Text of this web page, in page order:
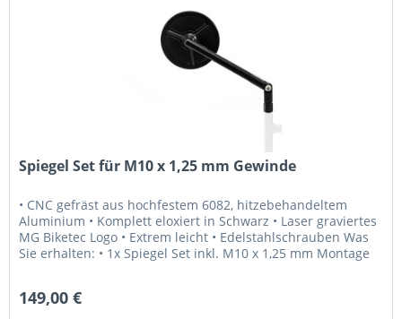
Spiegel Set für M10 x 1,25 mm Gewinde
• CNC gefräst aus hochfestem 6082, hitzebehandeltem
Aluminium • Komplett eloxiert in Schwarz • Laser graviertes
MG Biketec Logo • Extrem leicht • Edelstahlschrauben Was
Sie erhalten: • 1x Spiegel Set inkl. M10 x 1,25 mm Montage
149,00 €